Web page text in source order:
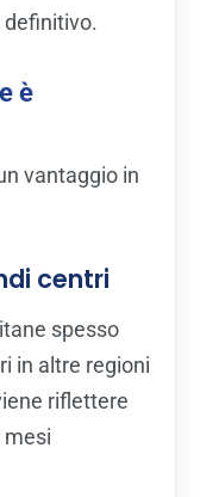
è
vantaggio in
centri
spesso
in altre regioni
riflettere
mesi